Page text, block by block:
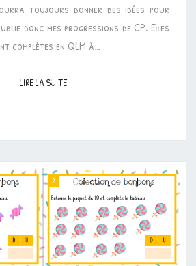
toujours donner des idées pour
donc mes progressions de CP. Elles
complètes en QLM à…
LIRE LA SUITELIRE LA SUITE